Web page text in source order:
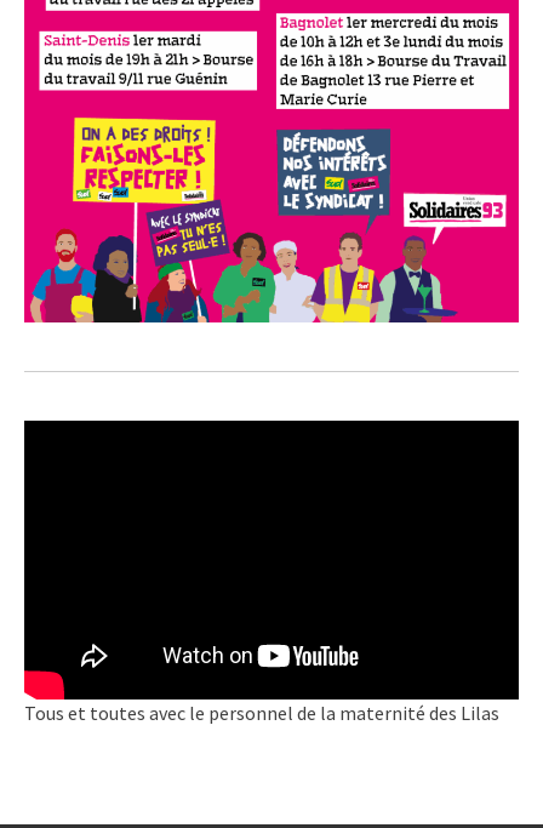
Tous et toutes avec le personnel de la maternité des Lilas